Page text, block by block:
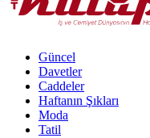
Güncel
Davetler
Caddeler
Haftanın Şıkları
Moda
Tatil